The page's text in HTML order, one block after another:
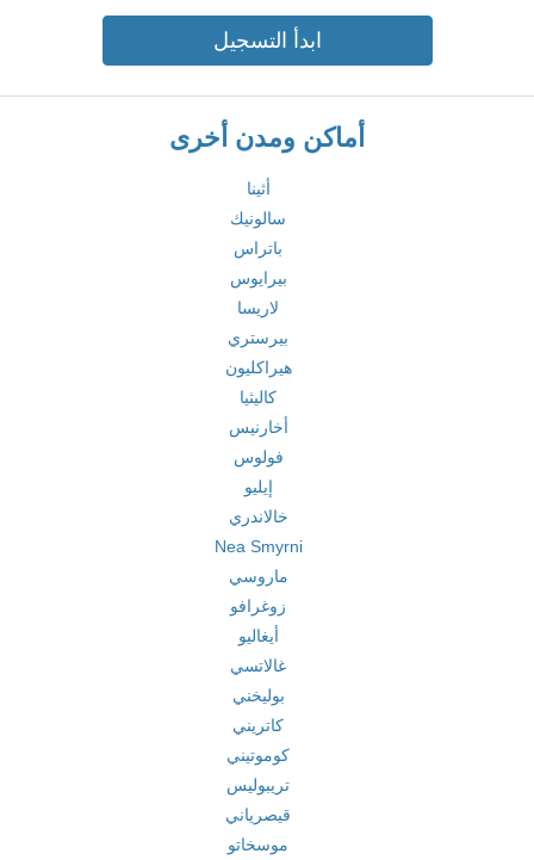
ابدأ التسجيل
أماكن ومدن أخرى
أثينا
سالونيك
باتراس
بيرايوس
لاريسا
بيرستري
هيراكليون
كاليثيا
أخارنيس
فولوس
إيليو
خالاندري
Nea Smyrni
ماروسي
زوغرافو
أيغاليو
غالاتسي
بوليخني
كاتريني
كوموتيني
تريبوليس
قيصرياني
موسخاتو